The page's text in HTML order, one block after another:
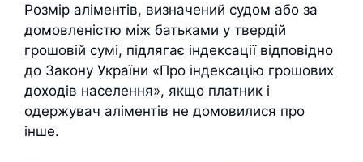
Розмір аліментів, визначений судом або за
домовленістю між батьками у твердій
грошовій сумі, підлягає індексації відповідно
до Закону України «Про індексацію грошових
доходів населення», якщо платник і
одержувач аліментів не домовилися про
інше.